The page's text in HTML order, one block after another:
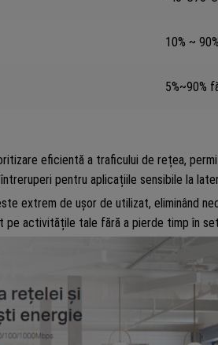
10% ~
5%~90%
eficientă a traficului de rețea,
pentru aplicațiile sensibile la
extrem de ușor de utilizat, eliminând
pe activitățile tale fără a pierde timp în